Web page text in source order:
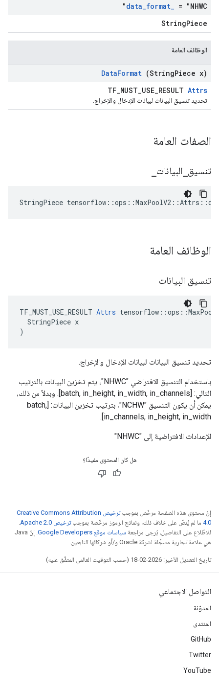
data_format_ = "NHWC"
StringPiece
الوظائف العامة
DataFormat (StringPiece x)
TF_MUST_USE_RESULT Attrs
تحديد تنسيق البيانات لبيانات الإدخال والإخراج.
الصفات العامة
تنسيق البيانات
StringPiece
الوظائف العامة
تنسيق البيانات
TF_MUST_USE_RESULT Attrs
  StringPiece x
)
تحديد تنسيق البيانات لبيانات الإدخال والإخراج.
باستخدام التنسيق الافتراضي "NHWC"، يتم تخزين البيانات بالترتيب
التالي: [batch, in_height, in_width, in_channels]. وبدلاً من ذلك،
يمكن أن يكون التنسيق "NCHW"، بترتيب تخزين البيانات: [batch,
in_channels, in_height, in_width].
الإعدادات الافتراضية إلى "NHWC"
هل كان المحتوى مفيدًا؟
إنّ محتوى هذه الصفحة مرخّص بموجب
ترخيص Creative Commons Attribution
4.0‏ ما لم يُنصّ على خلاف ذلك، ونماذج الرموز مرخّصة بموجبترخيص Apache 2.0‏
.
للاطّلاع على التفاصيل، يُرجى مراجعة سياسات موقع Google Developers‏
. إنّ Java
هي علامة تجارية مسجَّلة لشركة Oracle و/أو شركائها التابعين.
تاريخ التعديل الأخير: 2026-02-18 (حسب التوقيت العالمي المتفَّق عليه)
التواصل الاجتماعي
المدوّنة
المنتدى
GitHub
Twitter
YouTube